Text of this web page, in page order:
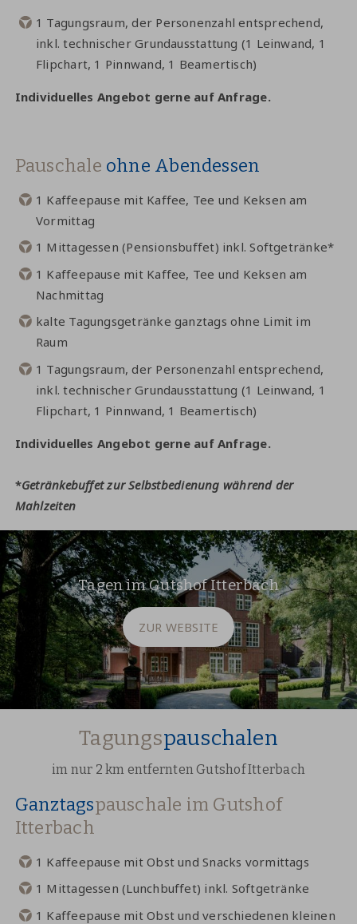
1 Tagungsraum, der Personenzahl entsprechend,
inkl. technischer Grundausstattung (1 Leinwand, 1
Flipchart, 1 Pinnwand, 1 Beamertisch)
Individuelles Angebot gerne auf Anfrage.
Pauschale ohne Abendessen
1 Kaffeepause mit Kaffee, Tee und Keksen am
Vormittag
1 Mittagessen (Pensionsbuffet) inkl. Softgetränke*
1 Kaffeepause mit Kaffee, Tee und Keksen am
Nachmittag
kalte Tagungsgetränke ganztags ohne Limit im
Raum
1 Tagungsraum, der Personenzahl entsprechend,
inkl. technischer Grundausstattung (1 Leinwand, 1
Flipchart, 1 Pinnwand, 1 Beamertisch)
Individuelles Angebot gerne auf Anfrage.
*Getränkebuffet zur Selbstbedienung während der
Mahlzeiten
Tagen im Gutshof Itterbach
ZUR WEBSITE
Tagungspauschalen
im nur 2 km entfernten Gutshof Itterbach
Ganztagspauschale im Gutshof
Itterbach
1 Kaffeepause mit Obst und Snacks vormittags
1 Mittagessen (Lunchbuffet) inkl. Softgetränke
1 Kaffeepause mit Obst und verschiedenen kleinen